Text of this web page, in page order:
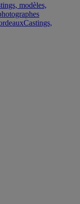
modèles,
Castings,